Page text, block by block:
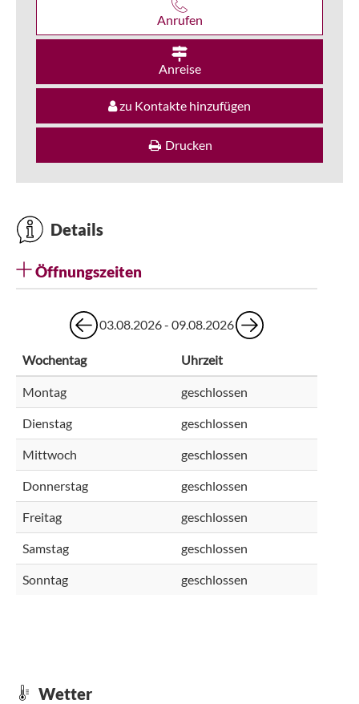
Anrufen
Anreise
zu Kontakte hinzufügen
Drucken
Details
Öffnungszeiten
03.08.2026 - 09.08.2026
Wochentag Uhrzeit
Montag geschlossen
Dienstag geschlossen
Mittwoch geschlossen
Donnerstag geschlossen
Freitag geschlossen
Samstag geschlossen
Sonntag geschlossen
Wetter